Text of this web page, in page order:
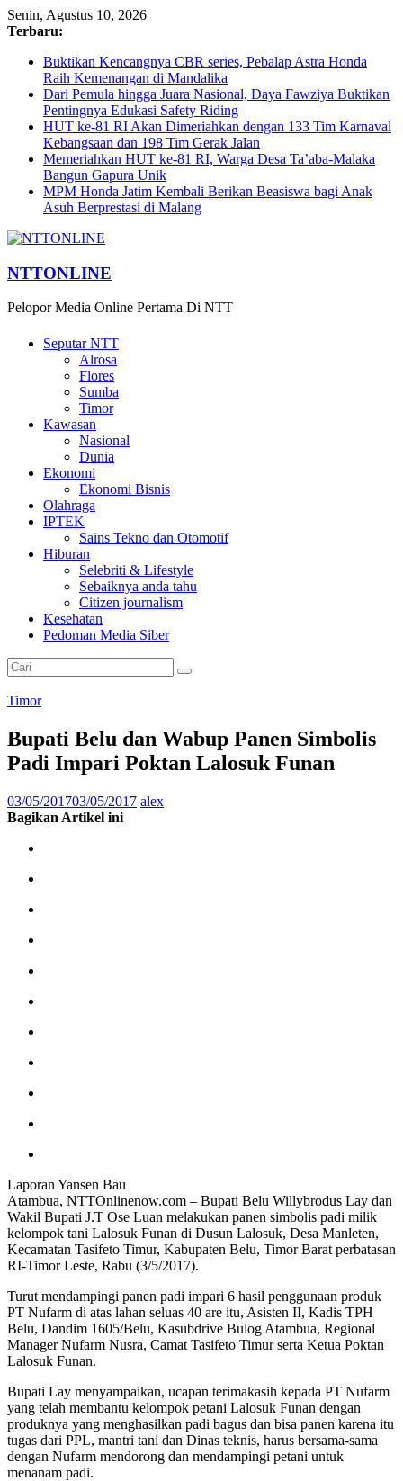
Senin, Agustus 10, 2026
Terbaru:
Buktikan Kencangnya CBR series, Pebalap Astra Honda
Raih Kemenangan di Mandalika
Dari Pemula hingga Juara Nasional, Daya Fawziya Buktikan
Pentingnya Edukasi Safety Riding
HUT ke-81 RI Akan Dimeriahkan dengan 133 Tim Karnaval
Kebangsaan dan 198 Tim Gerak Jalan
Memeriahkan HUT ke-81 RI, Warga Desa Ta’aba-Malaka
Bangun Gapura Unik
MPM Honda Jatim Kembali Berikan Beasiswa bagi Anak
Asuh Berprestasi di Malang
NTTONLINE
Pelopor Media Online Pertama Di NTT
Seputar NTT
Alrosa
Flores
Sumba
Timor
Kawasan
Nasional
Dunia
Ekonomi
Ekonomi Bisnis
Olahraga
IPTEK
Sains Tekno dan Otomotif
Hiburan
Selebriti & Lifestyle
Sebaiknya anda tahu
Citizen journalism
Kesehatan
Pedoman Media Siber
Timor
Bupati Belu dan Wabup Panen Simbolis
Padi Impari Poktan Lalosuk Funan
03/05/201703/05/2017 alex
Bagikan Artikel ini
Laporan Yansen Bau
Atambua, NTTOnlinenow.com – Bupati Belu Willybrodus Lay dan
Wakil Bupati J.T Ose Luan melakukan panen simbolis padi milik
kelompok tani Lalosuk Funan di Dusun Lalosuk, Desa Manleten,
Kecamatan Tasifeto Timur, Kabupaten Belu, Timor Barat perbatasan
RI-Timor Leste, Rabu (3/5/2017).
Turut mendampingi panen padi impari 6 hasil penggunaan produk
PT Nufarm di atas lahan seluas 40 are itu, Asisten II, Kadis TPH
Belu, Dandim 1605/Belu, Kasubdrive Bulog Atambua, Regional
Manager Nufarm Nusra, Camat Tasifeto Timur serta Ketua Poktan
Lalosuk Funan.
Bupati Lay menyampaikan, ucapan terimakasih kepada PT Nufarm
yang telah membantu kelompok petani Lalosuk Funan dengan
produknya yang menghasilkan padi bagus dan bisa panen karena itu
tugas dari PPL, mantri tani dan Dinas teknis, harus bersama-sama
dengan Nufarm mendorong dan mendampingi petani untuk
menanam padi.